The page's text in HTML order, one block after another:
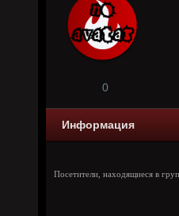
0
Информация
Посетители, находящиеся в